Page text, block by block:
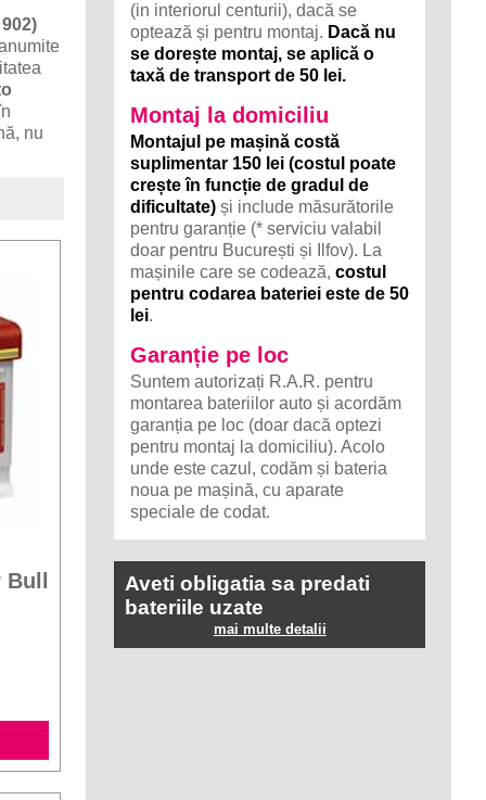
nu
(in interiorul centurii), dacă se
optează și pentru montaj. Dacă nu
se dorește montaj, se aplică o
taxă de transport de 50 lei.
Montaj la domiciliu
Montajul pe mașină costă
suplimentar 150 lei (costul poate
crește în funcție de gradul de
dificultate) și include măsurătorile
pentru garanție (* serviciu valabil
doar pentru București și Ilfov). La
mașinile care se codează,costul
pentru codarea bateriei este de 50
lei.
Garanție pe loc
Suntem autorizați R.A.R. pentru
montarea bateriilor auto și acordăm
garanția pe loc (doar dacă optezi
pentru montaj la domiciliu). Acolo
unde este cazul, codăm și bateria
noua pe mașină, cu aparate
speciale de codat.
Aveti obligatia sa predati
bateriile uzate
mai multe detalii